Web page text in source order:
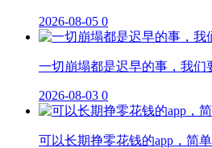
2026-08-05 0
一切崩塌都是迟早的事，我们
2026-08-03 0
可以长期挣零花钱的app，简